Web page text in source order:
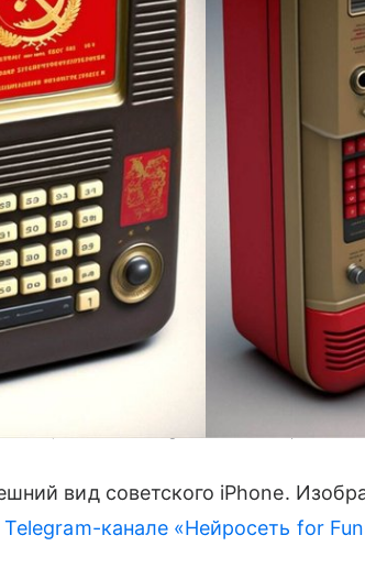
вид советского iPhone.
Telegram-канале «Нейросеть for